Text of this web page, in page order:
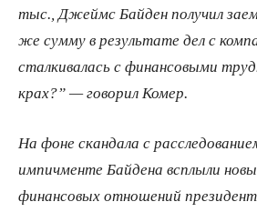
тыс., Джеймс Байден получил
же сумму в результате дел с
сталкивалась с финансовыми
крах?” — говорил Комер.
На фоне скандала с
импичменте Байдена всплыли
финансовых отношений